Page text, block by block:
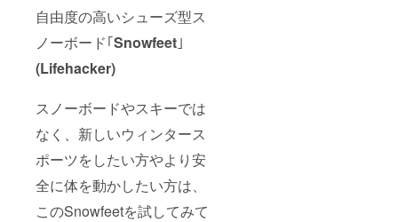
自由度の高いシューズ型ス
ノーボード｢Snowfeet｣
(Lifehacker)
スノーボードやスキーでは
なく、新しいウィンタース
ポーツをしたい方やより安
全に体を動かしたい方は、
このSnowfeetを試してみて